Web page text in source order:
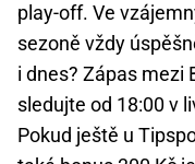
play-off. Ve
sezoně vždy
i dnes? Zápas mezi
sledujte od 18:00 v
Pokud ještě u